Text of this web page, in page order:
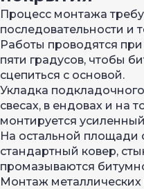
Процесс монтажа
последовательности и
Работы проводятся
пяти градусов, чтобы
сцепиться с основой.
Укладка
свесах, в ендовах и на
монтируется
На остальной площади
стандартный ковер,
промазываются
Монтаж металлических